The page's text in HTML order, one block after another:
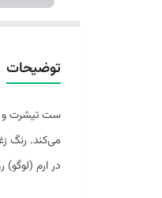
توضیحات
ست تیشرت و
می‌کند. رنگ
در ارم